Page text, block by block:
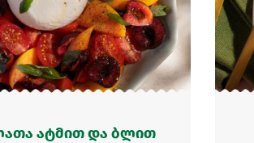
ატმით და ბლით